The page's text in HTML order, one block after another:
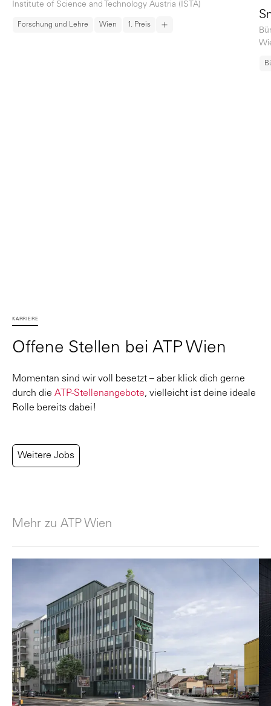
Institute of Science and Technology Austria (ISTA)
Forschung und Lehre Wien 1. Preis
KARRIERE
Offene Stellen bei ATP Wien
Momentan sind wir voll besetzt – aber klick dich gerne
durch die ATP-Stellenangebote, vielleicht ist deine ideale
Rolle bereits dabei!
Weitere Jobs
Mehr zu ATP Wien